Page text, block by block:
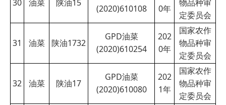
30 油菜 陕油15
(2020)610108
0年
物品种审
定委员会
31 油菜 陕油1732
GPD油菜
(2020)610254
202
0年
国家农作
物品种审
定委员会
32 油菜 陕油17
GPD油菜
(2020)610080
202
1年
国家农作
物品种审
定委员会